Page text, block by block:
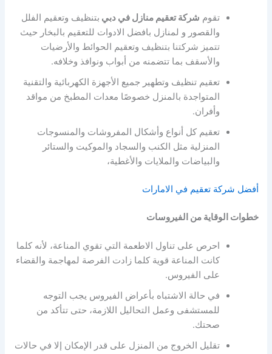
تقوم شركة تعقيم منازل في دبي بتنظيف وتعقيم الفلل
والقصور و لمنازل بافضل الادوات للتعقيم بالبخار حيث
تتميز شركتنا بتنظيف وتعقيم الحوائط والأرضيات
والأسقف بما تتضمنه من أبواب ونوافذ وخلافه.
تعقيم تنظيف وتطهير جميع الأجهزة الكهربائية والتقنية
المتواجدة بالمنزل خصوصًا معدات المطبخ من مواقد
وأفران.
تعقيم كل أنواع وأشكال المفروشات والمنسوجات
المنزلية مثل الكنب والسجاد والموكيت والستائر
والبياضات والملايات والأغطية،
أفضل شركة تعقيم في الامارات
خطوات الوقاية من الفيروسات
احرص على تناول الاطعمة التي تقوي المناعة، لأنه كلما
كانت المناعة قوية كلما زادت الفرصة لمهاجمة والقضاء
على الفيروس.
في حالة الاشتباه بأعراض الفيروس يجب التوجه
للمستشفى وعمل التحاليل اللازمة، حتى تتأكد من
صحتك.
تقليل الخروج من المنزل على قدر الإمكان إلا في حالات